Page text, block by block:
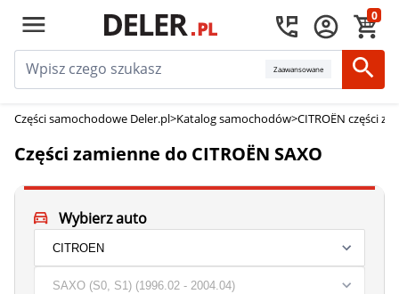
0
Zaawansowane
Części samochodowe Deler.pl>Katalog samochodów>CITROËN części
Części zamienne do CITROËN SAXO
Wybierz auto